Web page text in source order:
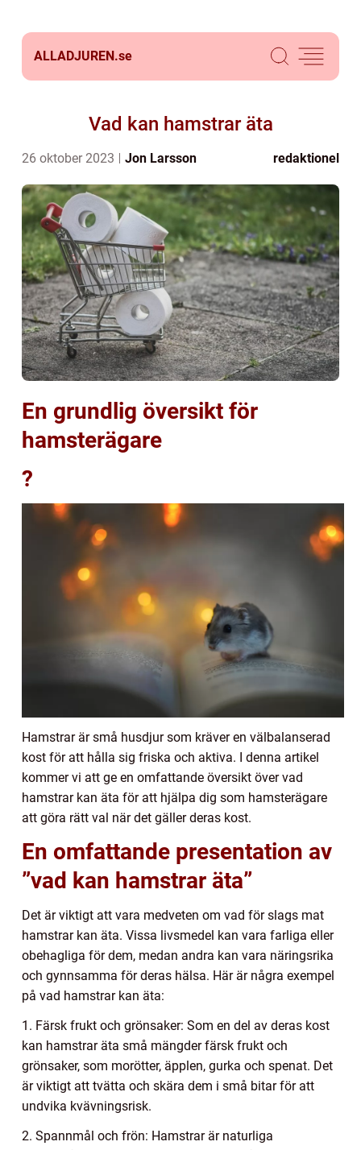
ALLADJUREN.se
Vad kan hamstrar äta
26 oktober 2023 Jon Larsson redaktionel
En grundlig översikt för
hamsterägare
?
Hamstrar är små husdjur som kräver en välbalanserad
kost för att hålla sig friska och aktiva. I denna artikel
kommer vi att ge en omfattande översikt över vad
hamstrar kan äta för att hjälpa dig som hamsterägare
att göra rätt val när det gäller deras kost.
En omfattande presentation av
”vad kan hamstrar äta”
Det är viktigt att vara medveten om vad för slags mat
hamstrar kan äta. Vissa livsmedel kan vara farliga eller
obehagliga för dem, medan andra kan vara näringsrika
och gynnsamma för deras hälsa. Här är några exempel
på vad hamstrar kan äta:
1. Färsk frukt och grönsaker: Som en del av deras kost
kan hamstrar äta små mängder färsk frukt och
grönsaker, som morötter, äpplen, gurka och spenat. Det
är viktigt att tvätta och skära dem i små bitar för att
undvika kvävningsrisk.
2. Spannmål och frön: Hamstrar är naturliga